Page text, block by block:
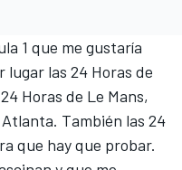
1 que me gustaría
las 24 Horas de
Horas de Le Mans,
También las 24
que hay que probar.